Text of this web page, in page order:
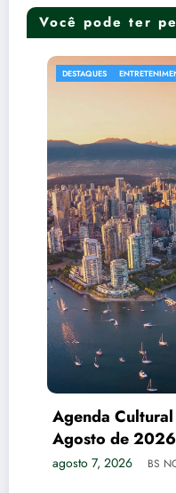
Você pode ter
DESTAQUES ENTRETENIMENTO
Agenda Cultural
Agosto de 2026
agosto 7, 2026 BS